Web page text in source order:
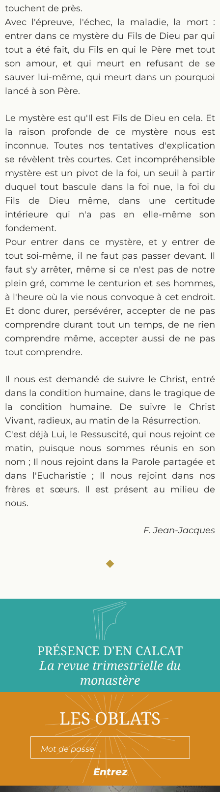
touchent de près.
Avec l'épreuve, l'échec, la maladie, la mort :
entrer dans ce mystère du Fils de Dieu par qui
tout a été fait, du Fils en qui le Père met tout
son amour, et qui meurt en refusant de se
sauver lui-même, qui meurt dans un pourquoi
lancé à son Père.
Le mystère est qu'Il est Fils de Dieu en cela. Et
la raison profonde de ce mystère nous est
inconnue. Toutes nos tentatives d'explication
se révèlent très courtes. Cet incompréhensible
mystère est un pivot de la foi, un seuil à partir
duquel tout bascule dans la foi nue, la foi du
Fils de Dieu même, dans une certitude
intérieure qui n'a pas en elle-même son
fondement.
Pour entrer dans ce mystère, et y entrer de
tout soi-même, il ne faut pas passer devant. Il
faut s'y arrêter, même si ce n'est pas de notre
plein gré, comme le centurion et ses hommes,
à l'heure où la vie nous convoque à cet endroit.
Et donc durer, persévérer, accepter de ne pas
comprendre durant tout un temps, de ne rien
comprendre même, accepter aussi de ne pas
tout comprendre.
Il nous est demandé de suivre le Christ, entré
dans la condition humaine, dans le tragique de
la condition humaine. De suivre le Christ
Vivant, radieux, au matin de la Résurrection.
C'est déjà Lui, le Ressuscité, qui nous rejoint ce
matin, puisque nous sommes réunis en son
nom ; Il nous rejoint dans la Parole partagée et
dans l'Eucharistie ; Il nous rejoint dans nos
frères et sœurs. Il est présent au milieu de
nous.
F. Jean-Jacques
PRÉSENCE D'EN CALCAT
La revue trimestrielle du
monastère
LES OBLATS
Entrez